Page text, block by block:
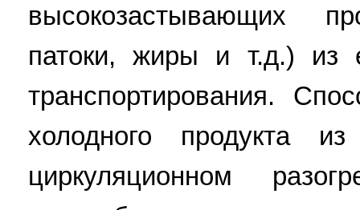
высокозастывающих
патоки, жиры и т.д.) из
транспортирования.
холодного продукта
циркуляционном